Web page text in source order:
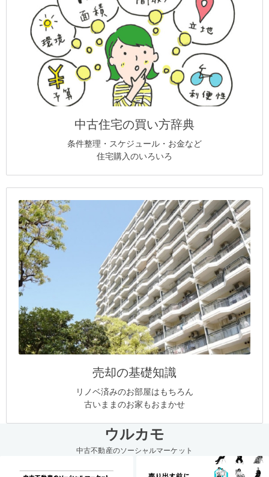
中古住宅の買い方辞典
条件整理・スケジュール・お金など
住宅購入のいろいろ
売却の基礎知識
リノベ済みのお部屋はもちろん
古いままのお家もおまかせ
ウルカモ
中古不動産のソーシャルマーケット